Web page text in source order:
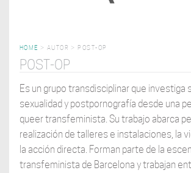
HOME > AUTOR > POST-OP
POST-OP
Es un grupo transdisciplinar que investiga
sexualidad y postpornografía desde una
queer transfeminista. Su trabajo abarca
realización de talleres e instalaciones, la
la acción directa. Forman parte de la
transfeminista de Barcelona y trabajan